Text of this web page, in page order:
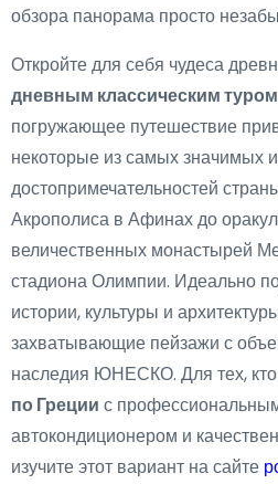
обзора панорама просто
Откройте для себя чудеса
дневным классическим
погружающее путешествие
некоторые из самых значимых
достопримечательностей
Акрополиса в Афинах до
величественных монастырей
стадиона Олимпии. Идеально
истории, культуры и
захватывающие пейзажи с
наследия ЮНЕСКО. Для тех,
по Греции с
автокондиционером и
изучите этот вариант на сайте